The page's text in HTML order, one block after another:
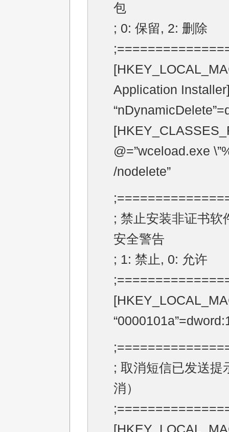
包
; 0: 保留, 2: 删除
Application
@=”wceload.exe
/nodelete”
; 禁止安装非证书软
安全警告
; 1: 禁止, 0: 允许
; 取消短信已发送提
消）